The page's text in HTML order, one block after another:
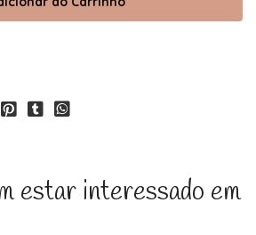
estar interessado em